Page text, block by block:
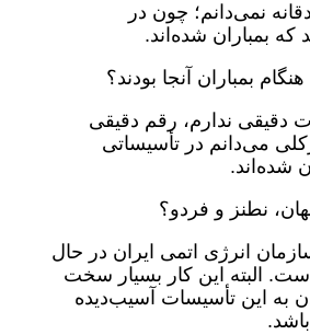
نمی‌دانم؛ چون در
که بمباران شده‌اند.
بمباران آنجا بودند؟
دقیقی ندارم، رقم دقیقی
می‌دانم در تأسیساتی
شده‌اند.
نطنز و فردو؟
انرژی اتمی ایران در حال
البته این کار بسیار سخت
به این تأسیسات آسیب‌دیده